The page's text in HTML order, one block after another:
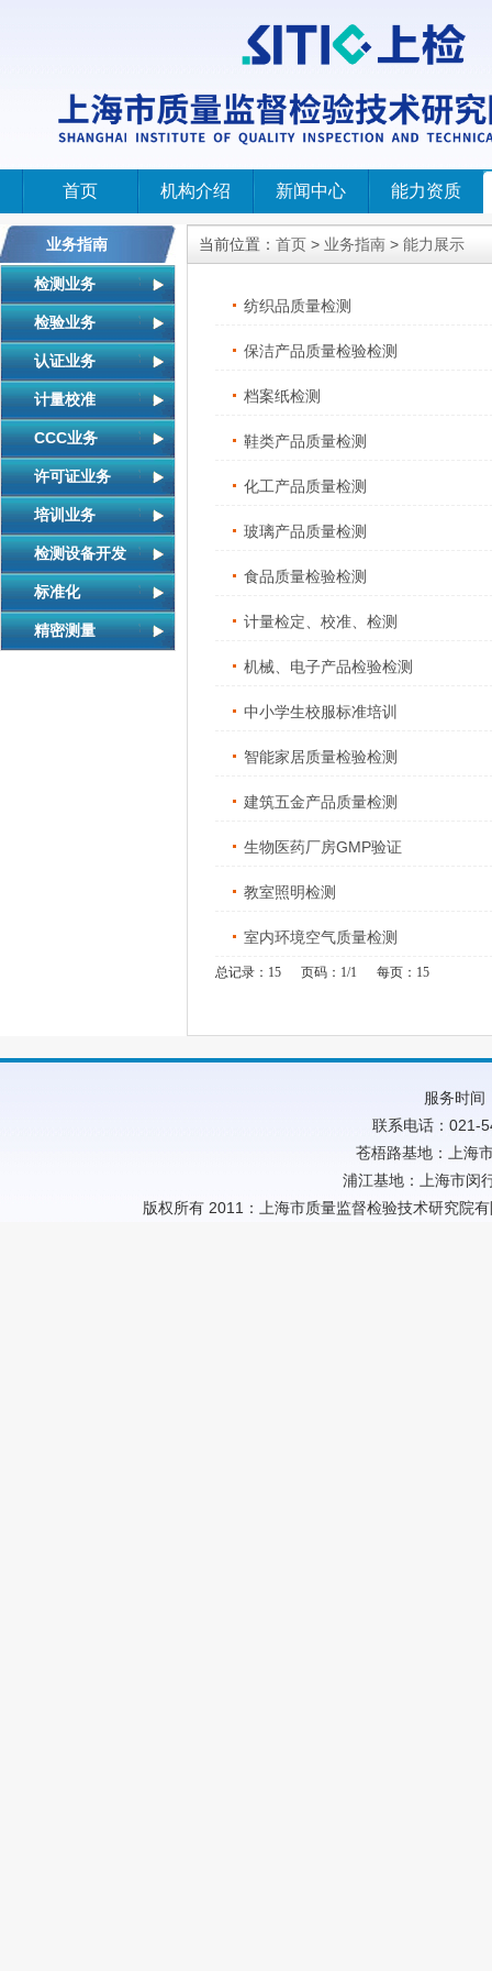
首页 机构介绍 新闻中心 能力资质
业务指南
检测业务
检验业务
认证业务
计量校准
CCC业务
许可证业务
培训业务
检测设备开发
标准化
精密测量
当前位置： 首页 > 业务指南 > 能力展示
纺织品质量检测
保洁产品质量检验检测
档案纸检测
鞋类产品质量检测
化工产品质量检测
玻璃产品质量检测
食品质量检验检测
计量检定、校准、检测
机械、电子产品检验检测
中小学生校服标准培训
智能家居质量检验检测
建筑五金产品质量检测
生物医药厂房GMP验证
教室照明检测
室内环境空气质量检测
总记录：15 页码：1/1 每页：15
服务时间
联系电话：021-
苍梧路基地：上海
浦江基地：上海市闵
版权所有 2011：上海市质量监督检验技术研究